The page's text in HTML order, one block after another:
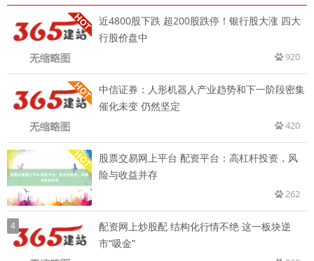
近4800股下跌 超200股跌停！银行股大涨 四大
行股价盘中
920
中信证券：人形机器人产业趋势和下一阶段密集
催化未变 仍然坚定
420
股票交易网上平台 配资平台：高杠杆投资，风
险与收益并存
262
4
配资网上炒股配 结构化行情不绝 这一板块逆
市“吸金”